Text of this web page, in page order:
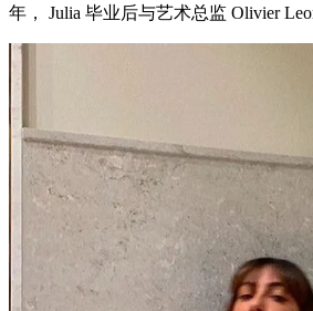
年， Julia 毕业后与艺术总监 Olivier